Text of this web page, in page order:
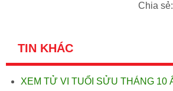
Chia sẻ:
TIN KHÁC
XEM TỬ VI TUỔI SỬU THÁNG 10